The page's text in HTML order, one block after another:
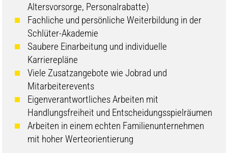
Altersvorsorge, Personalrabatte)
Fachliche und persönliche Weiterbildung in der
Schlüter-Akademie
Saubere Einarbeitung und individuelle
Karrierepläne
Viele Zusatzangebote wie Jobrad und
Mitarbeiterevents
Eigenverantwortliches Arbeiten mit
Handlungsfreiheit und Entscheidungsspielräumen
Arbeiten in einem echten Familienunternehmen
mit hoher Werteorientierung